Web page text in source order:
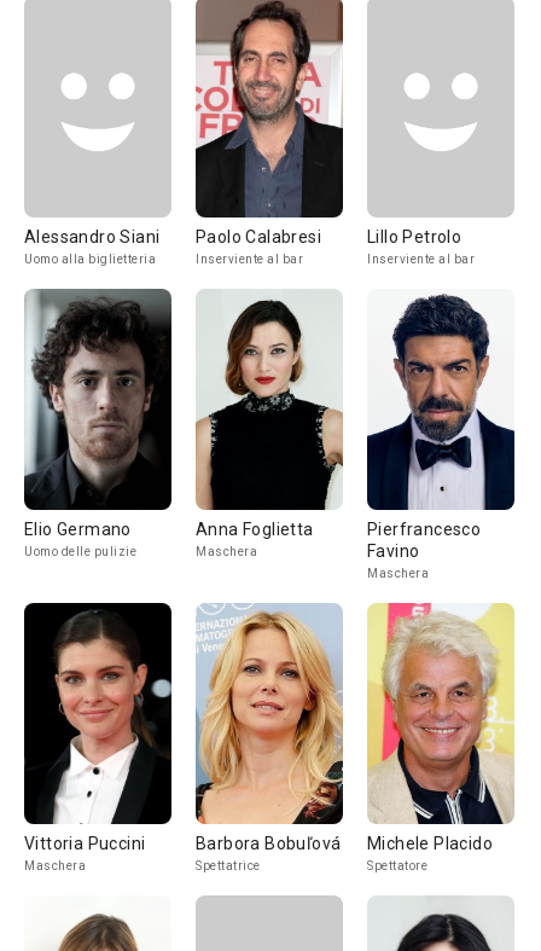
Alessandro Siani
Uomo alla biglietteria
Paolo Calabresi
Inserviente al bar
Lillo Petrolo
Inserviente al bar
Elio Germano
Uomo delle pulizie
Anna Foglietta
Maschera
Pierfrancesco
Favino
Maschera
Vittoria Puccini
Maschera
Barbora Bobuľová
Spettatrice
Michele Placido
Spettatore